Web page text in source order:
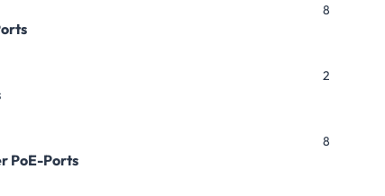
8
2
PoE-Ports
8